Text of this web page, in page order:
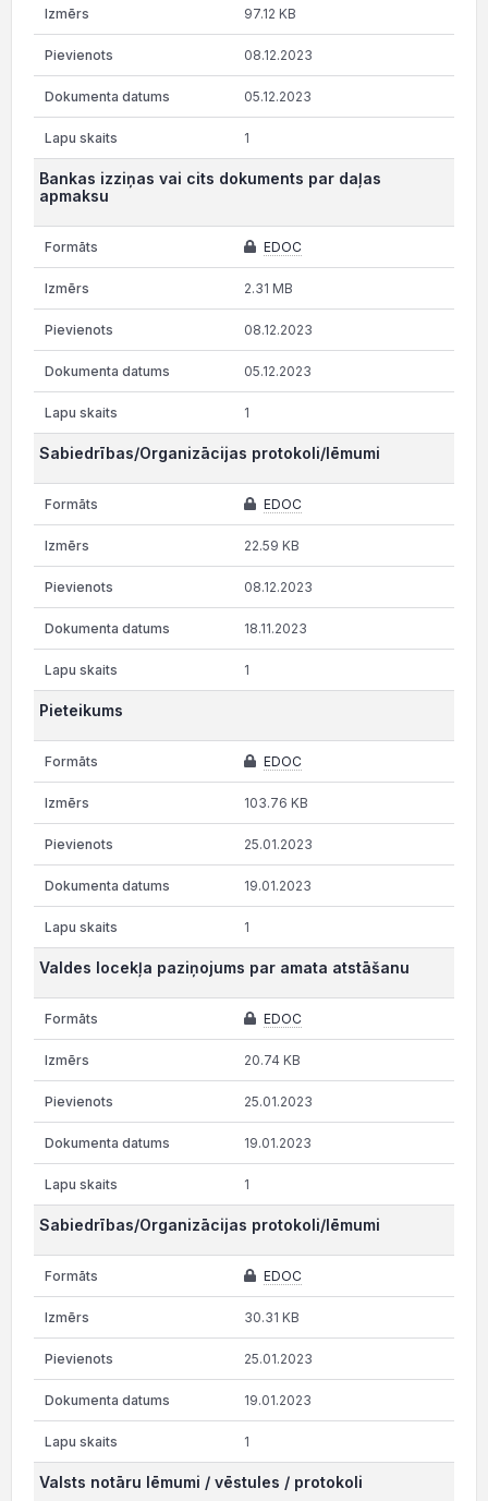
97.12 KB
08.12.2023
05.12.2023
1
Bankas izziņas vai cits dokuments par daļas
apmaksu
EDOC
2.31 MB
08.12.2023
05.12.2023
1
Sabiedrības/Organizācijas protokoli/lēmumi
EDOC
22.59 KB
08.12.2023
18.11.2023
1
Pieteikums
EDOC
103.76 KB
25.01.2023
19.01.2023
1
Valdes locekļa paziņojums par amata atstāšanu
EDOC
20.74 KB
25.01.2023
19.01.2023
1
Sabiedrības/Organizācijas protokoli/lēmumi
EDOC
30.31 KB
25.01.2023
19.01.2023
1
Valsts notāru lēmumi / vēstules / protokoli